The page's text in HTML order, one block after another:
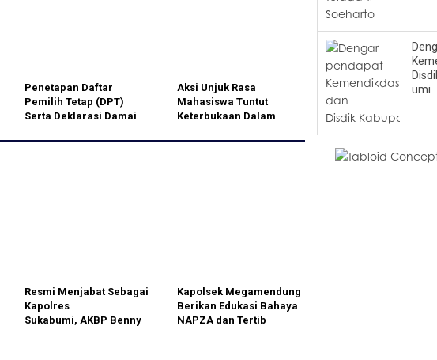
Penetapan Daftar
Pemilih Tetap (DPT)
Serta Deklarasi Damai
Cibodas Usai Digelar
Aksi Unjuk Rasa
Mahasiswa Tuntut
Keterbukaan Dalam
Pendidikan .
Resmi Menjabat Sebagai
Kapolres
Sukabumi, AKBP Benny
Kapolsek Megamendung
Berikan Edukasi Bahaya
NAPZA dan Tertib
umi